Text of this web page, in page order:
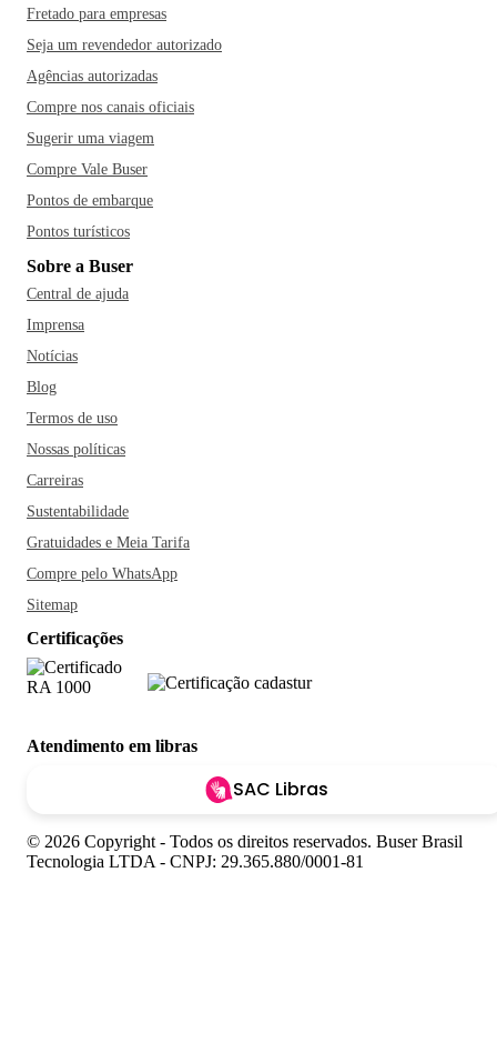
Fretado para empresas
Seja um revendedor autorizado
Agências autorizadas
Compre nos canais oficiais
Sugerir uma viagem
Compre Vale Buser
Pontos de embarque
Pontos turísticos
Sobre a Buser
Central de ajuda
Imprensa
Notícias
Blog
Termos de uso
Nossas políticas
Carreiras
Sustentabilidade
Gratuidades e Meia Tarifa
Compre pelo WhatsApp
Sitemap
Certificações
Atendimento em libras
SAC Libras
© 2026 Copyright - Todos os direitos reservados. Buser Brasil
Tecnologia LTDA - CNPJ: 29.365.880/0001-81